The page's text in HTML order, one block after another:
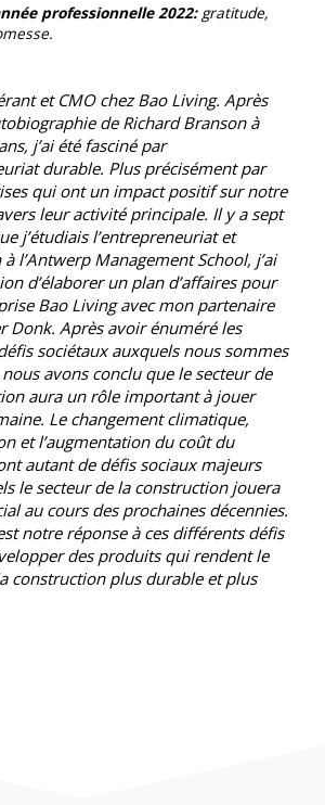
professionnelle 2022: gratitude,
et CMO chez Bao Living. Après
de Richard Branson à
j’ai été fasciné par
durable. Plus précisément par
qui ont un impact positif sur notre
leur activité principale. Il y a sept
j’étudiais l’entrepreneuriat et
l’Antwerp Management School, j’ai
d’élaborer un plan d’affaires pour
Bao Living avec mon partenaire
Donk. Après avoir énuméré les
sociétaux auxquels nous sommes
avons conclu que le secteur de
aura un rôle important à jouer
Le changement climatique,
et l’augmentation du coût du
autant de défis sociaux majeurs
le secteur de la construction jouera
au cours des prochaines décennies.
notre réponse à ces différents défis
des produits qui rendent le
construction plus durable et plus